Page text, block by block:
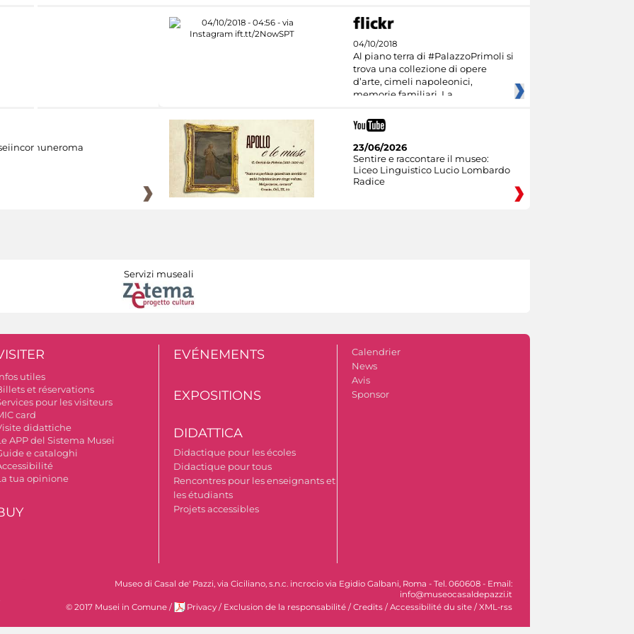
04/10/2018
Al piano terra di #PalazzoPrimoli si
trova una collezione di opere
d’arte, cimeli napoleonici,
memorie familiari. La
23/06/2026
Sentire e raccontare il museo:
Liceo Linguistico Lucio Lombardo
Radice
Servizi museali
utiles
et réservations
pour les visiteurs
card
didattiche
APP del Sistema Musei
e cataloghi
tua opinione
EVÉNEMENTS
EXPOSITIONS
DIDATTICA
Didactique pour les écoles
Didactique pour tous
Rencontres pour les enseignants et
les étudiants
Projets accessibles
Calendrier
News
Avis
Sponsor
Museo di Casal de' Pazzi, via Ciciliano, s.n.c. incrocio via Egidio Galbani, Roma - Tel. 060608 - Email:
info@museocasaldepazzi.it
© 2017 Musei in Comune / Privacy / Exclusion de la responsabilité / Credits / Accessibilité du site / XML-rss